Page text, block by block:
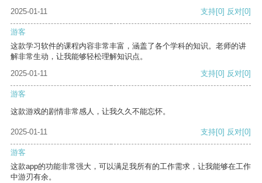
2025-01-11
支持[0] 反对[0]
游客
这款学习软件的课程内容非常丰富，涵盖了各个学科的知识。老师的讲
解非常生动，让我能够轻松理解知识点。
2025-01-11
支持[0] 反对[0]
游客
这款游戏的剧情非常感人，让我久久不能忘怀。
2025-01-11 支持[0] 反对[0]
游客
这款app的功能非常强大，可以满足我所有的工作需求，让我能够在工作
中游刃有余。